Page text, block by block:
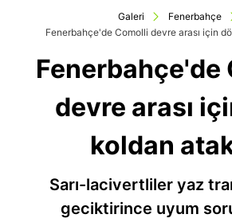
Galeri
Fenerbahçe
Fenerbahçe'de Comolli devre arası için
Fenerbahçe'de
devre arası
koldan
Sarı-lacivertliler yaz
geciktirince uyum